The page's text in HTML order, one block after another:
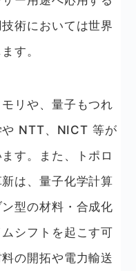
術においては世界
す。
リや、量子もつれ
や NTT、NICT 等が
す。また、トポロ
は、量子化学計算
型の材料・合成化
シフトを起こす可
の開拓や電力輸送